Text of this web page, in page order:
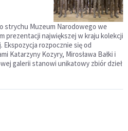
strychu Muzeum Narodowego we
prezentacji największej w kraju kolekcji
rozpocznie się od
Katarzyny Kozyry, Mirosława Bałki i
galerii stanowi unikatowy zbiór dzieł